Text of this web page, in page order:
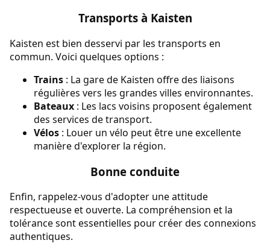
Transports à Kaisten
Kaisten est bien desservi par les transports en
commun. Voici quelques options :
Trains : La gare de Kaisten offre des liaisons
régulières vers les grandes villes environnantes.
Bateaux : Les lacs voisins proposent également
des services de transport.
Vélos : Louer un vélo peut être une excellente
manière d'explorer la région.
Bonne conduite
Enfin, rappelez-vous d'adopter une attitude
respectueuse et ouverte. La compréhension et la
tolérance sont essentielles pour créer des connexions
authentiques.